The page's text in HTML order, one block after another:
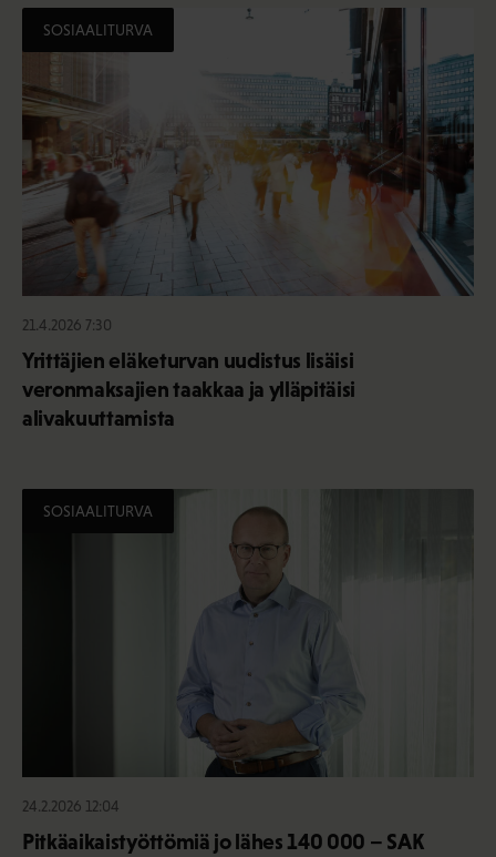
SOSIAALITURVA
21.4.2026 7:30
Yrittäjien eläketurvan uudistus lisäisi
veronmaksajien taakkaa ja ylläpitäisi
alivakuuttamista
SOSIAALITURVA
24.2.2026 12:04
Pitkäaikaistyöttömiä jo lähes 140 000 – SAK